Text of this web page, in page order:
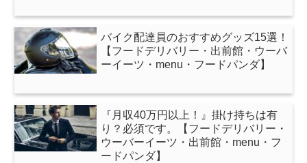
バイク配達員のおすすめグッズ15選！
【フードデリバリー・出前館・ウーバ
ーイーツ・menu・フードパンダ】
『月収40万円以上！』掛け持ちは有
り？必須です。【フードデリバリー・
ウーバーイーツ・出前館・menu・フ
ードパンダ】